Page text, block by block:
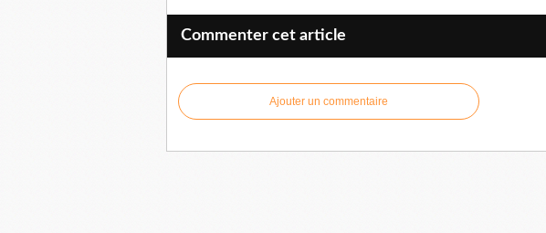
Commenter cet article
Ajouter un commentaire